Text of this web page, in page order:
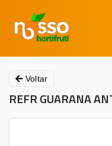
Voltar
REFR GUARANA